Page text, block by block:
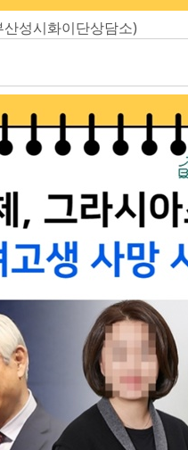
성시화이단상담소)